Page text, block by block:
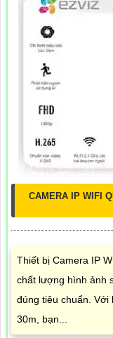
CAMERA IP WIFI
Thiết bị Camera IP
chất lượng hình ảnh
đúng tiêu chuẩn. Với
30m, bạn...